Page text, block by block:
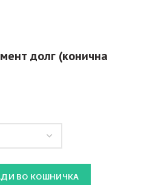
долг (конична
ВО КОШНИЧКА